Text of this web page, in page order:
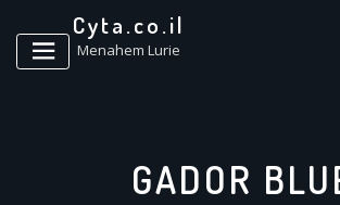
Cyta.co.il
Menahem Lurie
GADOR